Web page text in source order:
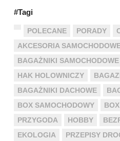
#Tagi
POLECANE PORADY
AKCESORIA
BAGAŻNIKI SAMOCHODOWE
HAK HOLOWNICZY
BAGAŻNIKI DACHOWE
BOX SAMOCHODOWY
PRZYGODA
HOBBY
EKOLOGIA
PRZEPISY